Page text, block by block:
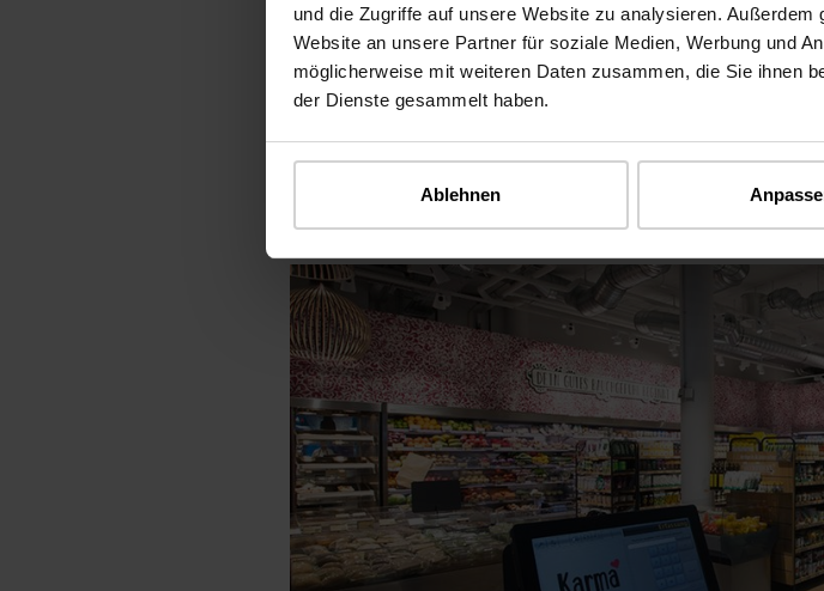
und die Zugriffe auf unsere Website zu analysieren.
Website an unsere Partner für soziale Medien, Werbung und
möglicherweise mit weiteren Daten zusammen, die Sie ihnen
der Dienste gesammelt haben.
Ablehnen